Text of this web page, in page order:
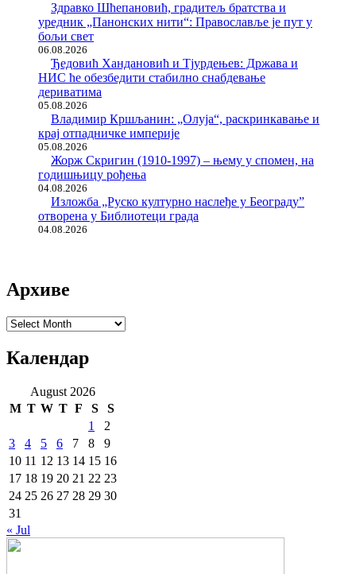
Здравко Шћепановић, градитељ братства и
уредник „Панонских нити“: Православље је пут у
бољи свет
06.08.2026
Ђедовић Хандановић и Тјурдењев: Држава и
НИС ће обезбедити стабилно снабдевање
дериватима
05.08.2026
Владимир Кршљанин: „Олуја“, раскринкавање и
крај отпадничке империје
05.08.2026
Жорж Скригин (1910-1997) – њему у спомен, на
годишњицу рођења
04.08.2026
Изложба „Руско културно наслеђе у Београду”
отворена у Библиотеци града
04.08.2026
Архиве
Архиве
Календар
August 2026
M T W T F S
S
1
2
3
4 5 6 7 8
9
10 11 12 13 14 15 16
17 18 19 20 21 22 23
24 25 26 27 28 29 30
31
« Jul